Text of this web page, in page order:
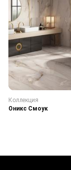
Коллекция
Оникс Смоук